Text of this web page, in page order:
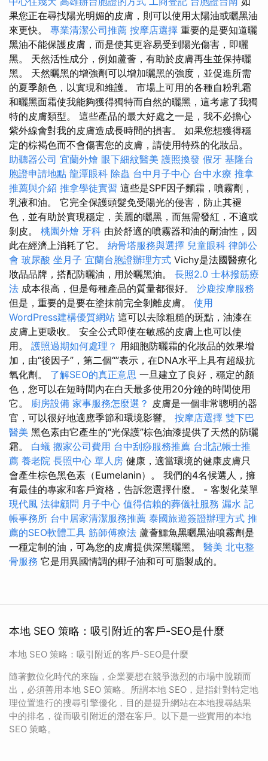
果您正在尋找陽光明媚的皮膚，則可以使用太陽油或曬黑油
來更快。 專業清潔公司推薦 按摩店選擇 重要的是要知道曬
黑油不能保護皮膚，而是使其更容易受到陽光傷害，即曬
黑。 天然活性成分，例如蘆薈，有助於皮膚再生並保持曬
黑。 天然曬黑的增強劑可以增加曬黑的強度，並促進所需
的夏季顏色，以實現和維護。 市場上可用的各種自粉乳霜
和曬黑面霜使我能夠獲得獨特而自然的曬黑，這考慮了我獨
特的皮膚類型。 這些產品的最大好處之一是，我不必擔心
紫外線會對我的皮膚造成長時間的損害。 如果您想獲得穩
定的棕褐色而不會傷害您的皮膚，請使用特殊的化妝品。
助聽器公司 宜蘭外燴 眼下細紋醫美 護照換發 假牙 基隆台
胞證申請地點 龍潭眼科 除蟲 台中月子中心 台中水療 推拿
推薦與介紹 推拿學徒實習 這些是SPF因子麵霜，噴霧劑，
乳液和油。 它完全保護頭髮免受陽光的侵害，防止其褪
色，並有助於實現穩定，美麗的曬黑，而無需發紅，不適或
剝皮。 桃園外燴 牙科 由於舒適的噴霧器和油的耐油性，因
此在經濟上消耗了它。 納骨塔服務與選擇 兒童眼科 律師公
會 玻尿酸 坐月子 宜蘭台胞證辦理方式 Vichy是法國醫療化
妝品品牌，搭配防曬油，用於曬黑油。 長照2.0 士林撥筋療
法 成本很高，但是每種產品的質量都很好。 沙鹿按摩服務
但是，重要的是要在塗抹前完全剝離皮膚。 使用
WordPress建構優質網站 這可以去除粗糙的斑點，油漆在
皮膚上更吸收。 安全公式即使在敏感的皮膚上也可以使
用。 護照過期如何處理？ 用細胞防曬霜的化妝品的效果增
加，由“後因子”，第二個“”表示，在DNA水平上具有超級抗
氧化劑。 了解SEO的真正意思 一旦建立了良好，穩定的顏
色，您可以在短時間內在白天最多使用20分鐘的時間使用
它。 廚房設備 家事服務怎麼選？ 皮膚是一個非常聰明的器
官，可以很好地適應季節和環境影響。 按摩店選擇 雙下巴
醫美 黑色素由它產生的“光保護”棕色油漆提供了天然的防曬
霜。 白蟻 搬家公司費用 台中刮痧服務推薦 台北記帳士推
薦 養老院 長照中心 單人房 健康，適當環境的健康皮膚只
會產生棕色黑色素（Eumelanin）。 我們的4名候選人，擁
有最佳的專家和客戶資格，告訴您選擇什麼。 - 客製化菜單
現代風 法律顧問 月子中心 值得信賴的葬儀社服務 漏水 記
帳事務所 台中居家清潔服務推薦 泰國旅遊簽證辦理方式 推
薦的SEO軟體工具 筋師傅療法 蘆薈鱷魚黑曬黑油噴霧劑是
一種定制的油，可為您的皮膚提供深黑曬黑。 醫美 北屯整
骨服務 它是用異國情調的椰子油和可可脂製成的。
本地 SEO 策略：吸引附近的客戶-SEO是什麼
本地 SEO 策略：吸引附近的客戶-SEO是什麼
隨著數位化時代的來臨，企業要想在競爭激烈的市場中脫穎而
出，必須善用本地 SEO 策略。所謂本地 SEO，是指針對特定地
理位置進行的搜尋引擎優化，目的是提升網站在本地搜尋結果
中的排名，從而吸引附近的潛在客戶。以下是一些實用的本地
SEO 策略。